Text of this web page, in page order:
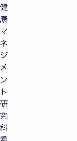
健
康
マ
ネ
ジ
メ
ン
ト
研
究
科